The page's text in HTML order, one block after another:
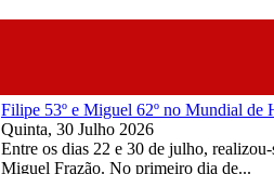
Filipe 53º e Miguel 62º no Mundial de
Quinta, 30 Julho 2026
Entre os dias 22 e 30 de julho,
Miguel Frazão. No primeiro dia de...